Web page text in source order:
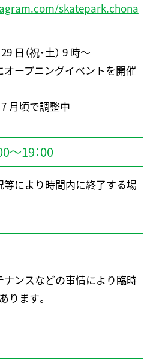
skatepark.chona
日 （祝・土） 9 時～
オープニングイベントを開催
月頃で調整中
～19：00
等により時間内に終了する場
ナンスなどの事情により臨時
ります。